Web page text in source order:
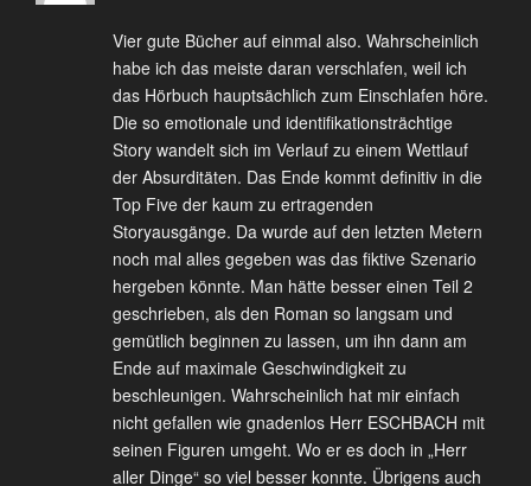
Vier gute Bücher auf einmal also. Wahrscheinlich
habe ich das meiste daran verschlafen, weil ich
das Hörbuch hauptsächlich zum Einschlafen höre.
Die so emotionale und identifikationsträchtige
Story wandelt sich im Verlauf zu einem Wettlauf
der Absurditäten. Das Ende kommt definitiv in die
Top Five der kaum zu ertragenden
Storyausgänge. Da wurde auf den letzten Metern
noch mal alles gegeben was das fiktive Szenario
hergeben könnte. Man hätte besser einen Teil 2
geschrieben, als den Roman so langsam und
gemütlich beginnen zu lassen, um ihn dann am
Ende auf maximale Geschwindigkeit zu
beschleunigen. Wahrscheinlich hat mir einfach
nicht gefallen wie gnadenlos Herr ESCHBACH mit
seinen Figuren umgeht. Wo er es doch in „Herr
aller Dinge“ so viel besser konnte. Übrigens auch